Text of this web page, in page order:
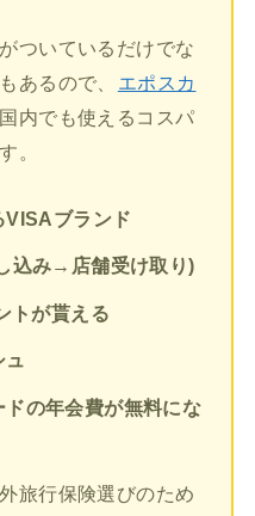
ついているだけでな
あるので、
エポスカ
内でも使えるコスパ
。
VISAブランド
込み→店舗受け取り)
トが貰える
の年会費が無料にな
旅行保険選びのため